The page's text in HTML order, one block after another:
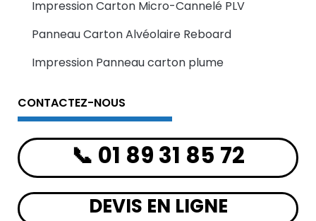
Impression Carton Micro-Cannelé PLV
Panneau Carton Alvéolaire Reboard
Impression Panneau carton plume
CONTACTEZ-NOUS
📞 01 89 31 85 72
DEVIS EN LIGNE